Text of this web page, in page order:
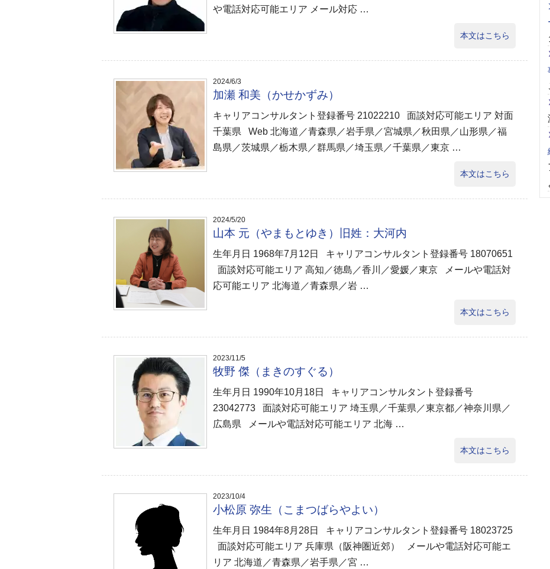
や電話対応可能エリア メール対応 …
本文はこちら
2024/6/3
加瀬 和美（かせかずみ）
キャリアコンサルタント登録番号 21022210 面談対応可能エリア 対面
千葉県 Web 北海道／青森県／岩手県／宮城県／秋田県／山形県／福
島県／茨城県／栃木県／群馬県／埼玉県／千葉県／東京 …
本文はこちら
2024/5/20
山本 元（やまもとゆき）旧姓：大河内
生年月日 1968年7月12日 キャリアコンサルタント登録番号 18070651
面談対応可能エリア 高知／徳島／香川／愛媛／東京 メールや電話対
応可能エリア 北海道／青森県／岩 …
本文はこちら
2023/11/5
牧野 傑（まきのすぐる）
生年月日 1990年10月18日 キャリアコンサルタント登録番号
23042773 面談対応可能エリア 埼玉県／千葉県／東京都／神奈川県／
広島県 メールや電話対応可能エリア 北海 …
本文はこちら
2023/10/4
小松原 弥生（こまつばらやよい）
生年月日 1984年8月28日 キャリアコンサルタント登録番号 18023725
面談対応可能エリア 兵庫県（阪神圏近郊） メールや電話対応可能エ
リア 北海道／青森県／岩手県／宮 …